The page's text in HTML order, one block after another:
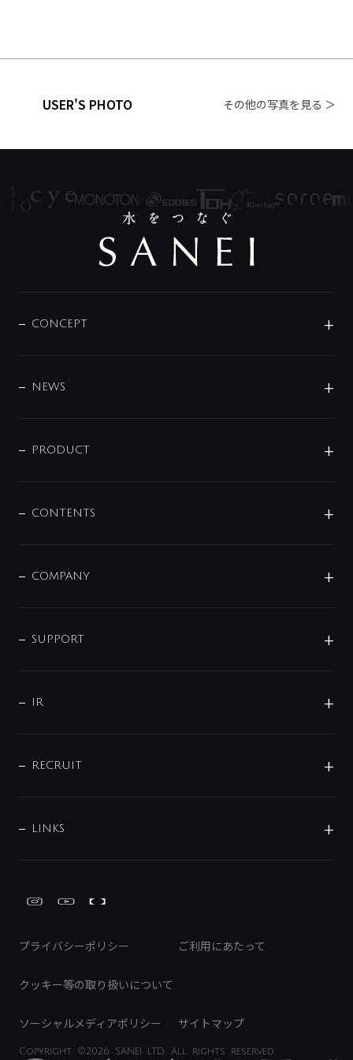
USER'S PHOTO その他の写真を見る ＞
Copyright ©2026 SANEI LTD. All rights reserved.
プライバシーポリシー ご利用にあたって
クッキー等の取り扱いについて
ソーシャルメディアポリシー サイトマップ
CONCEPT
DESIGN
NEWS
商品に関して
その他
PRODUCT
センサー・タッチ水栓
単水栓
分岐
配管システム
バス・空調周辺用品
トイレ周辺用品
CONTENTS
じぶんシャワーが見つかる
COMPANY
企業理念
会社概要
事業所案内
SUPPORT
よくあるご質問
データダウンロード
みらいエコ住宅2026事業
IR
IRニュース
IRライブラリ
電子公告
RECRUIT
募集要項
LINKS